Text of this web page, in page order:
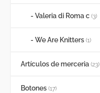
Valeria di Roma c (3)
We Are Knitters (1)
Artículos de merceria (23)
Botones (17)